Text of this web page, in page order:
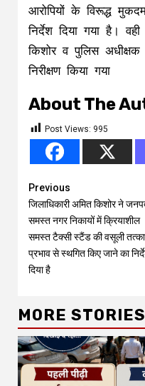
आरोपियों के विरूद्ध
निर्देश दिया गया है।
किशोर व पुलिस अधीक्षक
निरीक्षण किया गया
About The
Post Views: 995
Continue
Reading
Previous
जिलाधिकारी अमित किशोर ने
समस्त नगर निकायों में क्रियाशील
समस्त टैक्सी स्टैंड की वसूली
प्रभाव से स्थगित किए जाने का
दिया है
MORE STORIES